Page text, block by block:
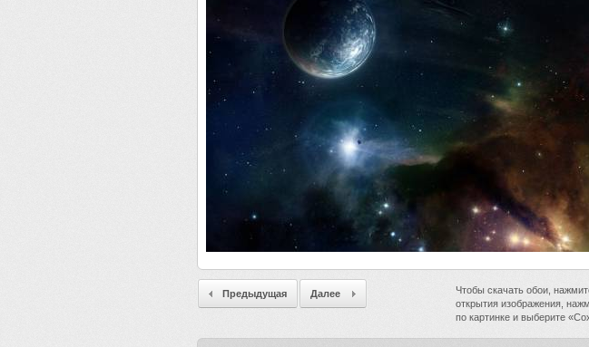
Чтобы скачать обои,
открытия изображения,
по картинке и выберите
Предыдущая Далее